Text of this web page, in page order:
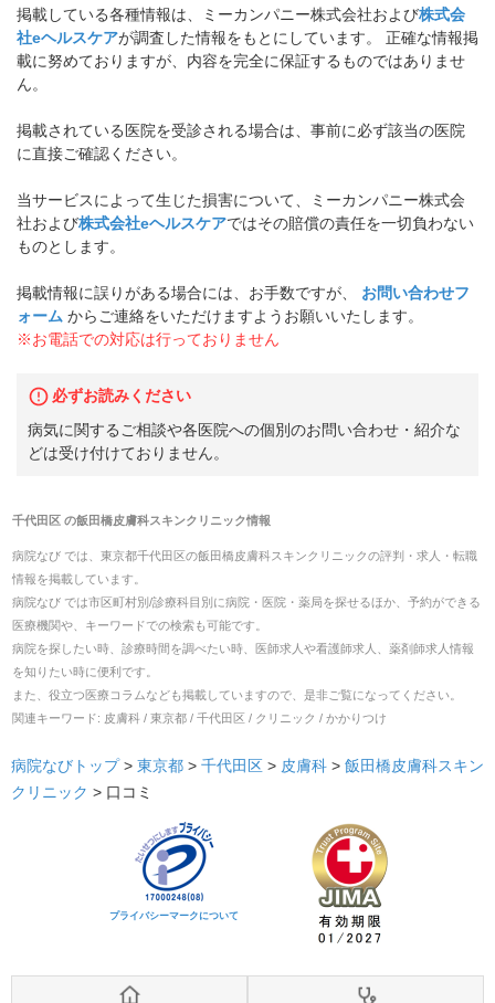
掲載している各種情報は、ミーカンパニー株式会社および株式会
社eヘルスケアが調査した情報をもとにしています。 正確な情報掲
載に努めておりますが、内容を完全に保証するものではありませ
ん。
掲載されている医院を受診される場合は、事前に必ず該当の医院
に直接ご確認ください。
当サービスによって生じた損害について、ミーカンパニー株式会
社および株式会社eヘルスケアではその賠償の責任を一切負わない
ものとします。
掲載情報に誤りがある場合には、お手数ですが、
お問い合わせフ
ォーム からご連絡をいただけますようお願いいたします。
※お電話での対応は行っておりません
必ずお読みください
病気に関するご相談や各医院への個別のお問い合わせ・紹介な
どは受け付けておりません。
千代田区 の飯田橋皮膚科スキンクリニック情報
病院なび では、 東京都千代田区の飯田橋皮膚科スキンクリニックの評判・求人・転職
情報を掲載しています。
病院なび では市区町村別/診療科目別に病院・医院・薬局を探せるほか、予約ができる
医療機関や、キーワードでの検索も可能です。
病院を探したい時、診療時間を調べたい時、医師求人や看護師求人、薬剤師求人情報
を知りたい時に便利です。
また、役立つ医療コラムなども掲載していますので、是非ご覧になってください。
関連キーワード: 皮膚科 / 東京都 / 千代田区 / クリニック / かかりつけ
病院なびトップ > 東京都 > 千代田区 > 皮膚科 > 飯田橋皮膚科スキン
クリニック > 口コミ
プライバシーマークについて